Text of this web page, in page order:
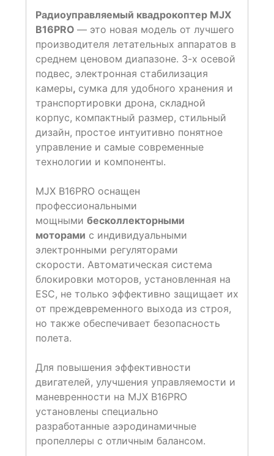
Радиоуправляемый квадрокоптер MJX
B16PRO — это новая модель от лучшего
производителя летательных аппаратов в
среднем ценовом диапазоне. 3-х осевой
подвес, электронная стабилизация
камеры, сумка для удобного хранения и
транспортировки дрона, складной
корпус, компактный размер, стильный
дизайн, простое интуитивно понятное
управление и самые современные
технологии и компоненты.
MJX B16PRO оснащен
профессиональными
мощными бесколлекторными
моторами с индивидуальными
электронными регуляторами
скорости. Автоматическая система
блокировки моторов, установленная на
ESC, не только эффективно защищает их
от преждевременного выхода из строя,
но также обеспечивает безопасность
полета.
Для повышения эффективности
двигателей, улучшения управляемости и
маневренности на MJX B16PRO
установлены специально
разработанные аэродинамичные
пропеллеры с отличным балансом.